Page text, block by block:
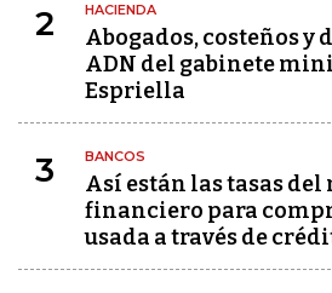
2 HACIENDA
Abogados, costeños y
ADN del gabinete
Espriella
3 BANCOS
Así están las tasas del
financiero para
usada a través de